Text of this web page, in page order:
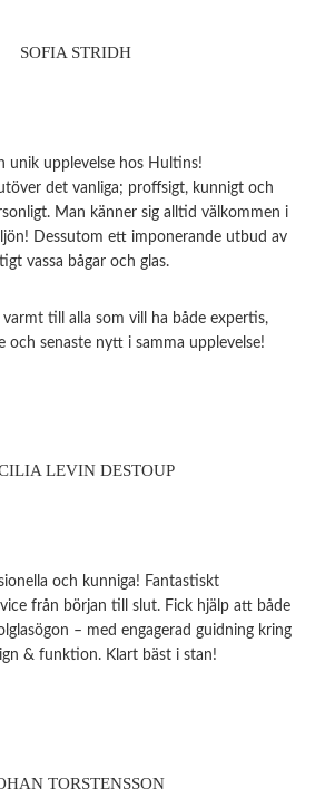
SOFIA STRIDH
unik upplevelse hos Hultins!
det vanliga; proffsigt, kunnigt och
Man känner sig alltid välkommen i
Dessutom ett imponerande utbud av
vassa bågar och glas.
varmt till alla som vill ha både expertis,
och senaste nytt i samma upplevelse!
LEVIN DESTOUP
och kunniga! Fantastiskt
från början till slut. Fick hjälp att både
– med engagerad guidning kring
& funktion. Klart bäst i stan!
TORSTENSSON